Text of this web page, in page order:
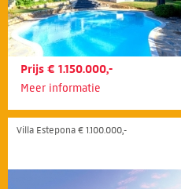
Prijs € 1.150.000,-
Meer informatie
Villa Estepona € 1.100.000,-